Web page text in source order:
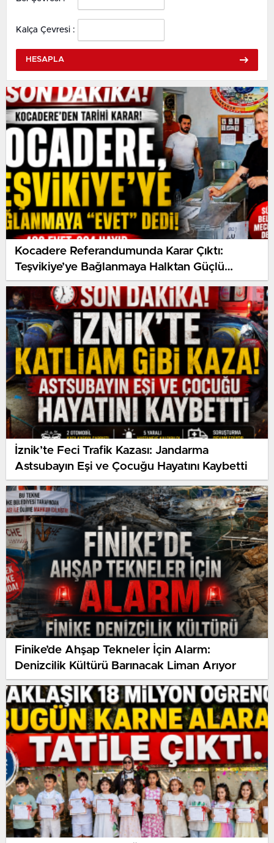
Kalça Çevresi :
HESAPLA
Kocadere Referandumunda Karar Çıktı:
Teşvikiye’ye Bağlanmaya Halktan Güçlü
Destek
İznik’te Feci Trafik Kazası: Jandarma
Astsubayın Eşi ve Çocuğu Hayatını Kaybetti
Finike’de Ahşap Tekneler İçin Alarm:
Denizcilik Kültürü Barınacak Liman Arıyor